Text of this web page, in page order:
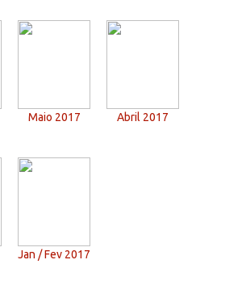
Maio 2017 Abril 2017
Jan / Fev 2017